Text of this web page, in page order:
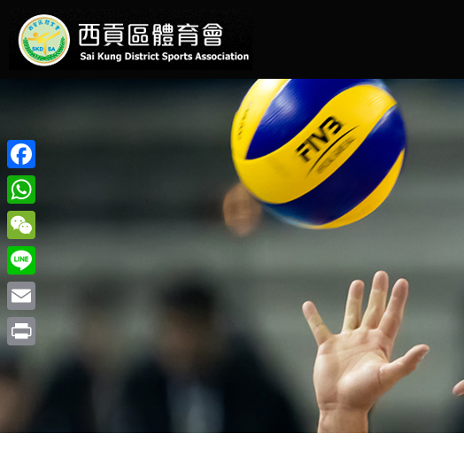
Facebook
WhatsApp
WeChat
Line
Email